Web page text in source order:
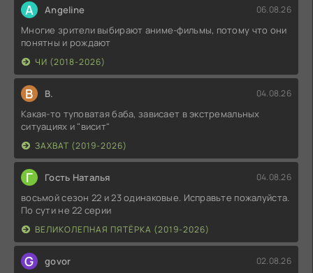
A Angeline 06.08.26
Многие зрители выбирают аниме-фильмы, потому что они
понятны и рождают
ЧИ (2018-2026)
В В. 04.08.26
Какая-то туповатая баба, зависает в экстремальных
ситуациях и "висит"
ЗАХВАТ (2019-2026)
Г Гость Наталья 04.08.26
восьмой сезон 22 и 23 одинаковые. Исправьте пожалуйста.
По сути не 22 серии
ВЕЛИКОЛЕПНАЯ ПЯТЁРКА (2019-2026)
G govor 02.08.26